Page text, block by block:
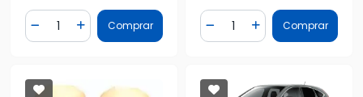
Diminuir Quantidade
Quantidade
Adicionar Quantidade
Comprar Diminuir Quantidade
Quantidade
AdicionarComprar